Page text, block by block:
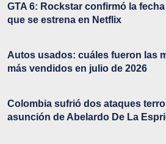
GTA 6: Rockstar confirmó la
que se estrena en Netflix
Autos usados: cuáles fueron las
más vendidos en julio de 2026
Colombia sufrió dos ataques
asunción de Abelardo De La